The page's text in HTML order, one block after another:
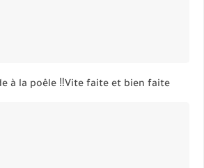
à la poêle ‼️Vite faite et bien faite